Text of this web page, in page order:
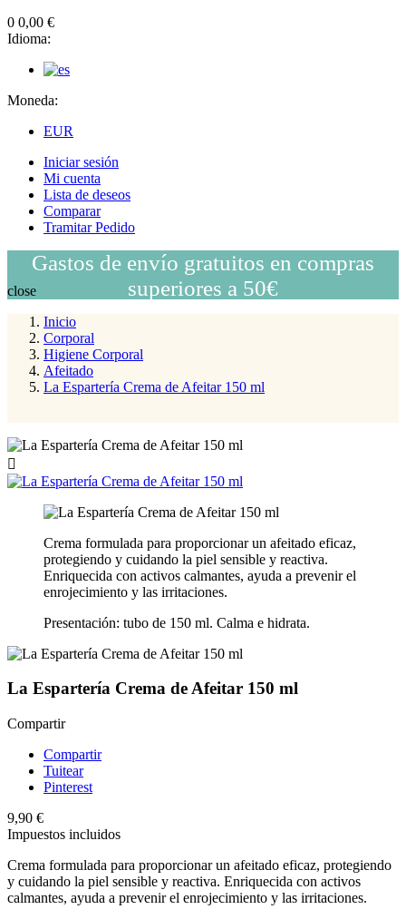
0 0,00 €
Idioma:
Moneda:
EUR
Iniciar sesión
Mi cuenta
Lista de deseos
Comparar
Tramitar Pedido
Gastos de envío gratuitos en compras
superiores a 50€
close
Inicio
Corporal
Higiene Corporal
Afeitado
La Espartería Crema de Afeitar 150 ml

Crema formulada para proporcionar un afeitado eficaz,
protegiendo y cuidando la piel sensible y reactiva.
Enriquecida con activos calmantes, ayuda a prevenir el
enrojecimiento y las irritaciones.
Presentación: tubo de 150 ml. Calma e hidrata.
La Espartería Crema de Afeitar 150 ml
Compartir
Compartir
Tuitear
Pinterest
9,90 €
Impuestos incluidos
Crema formulada para proporcionar un afeitado eficaz, protegiendo
y cuidando la piel sensible y reactiva. Enriquecida con activos
calmantes, ayuda a prevenir el enrojecimiento y las irritaciones.